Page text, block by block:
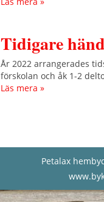
Tidigare
År 2022 arrangerades
förskolan och åk 1-2
Läs mera »
Petalax